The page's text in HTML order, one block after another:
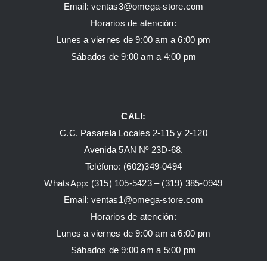
Email: ventas3@omega-store.com
Horarios de atención:
Lunes a viernes de 9:00 am a 6:00 pm
Sábados de 9:00 am a 4:00 pm
CALI:
C.C. Pasarela Locales 2-115 y 2-120
Avenida 5AN Nº 23D-68.
Teléfono: (602)349-0494
WhatsApp: (315) 105-5423 – (319) 385-0949
Email:ventas1@omega-store.com
Horarios de atención:
Lunes a viernes de 9:00 am a 6:00 pm
Sábados de 9:00 am a 5:00 pm